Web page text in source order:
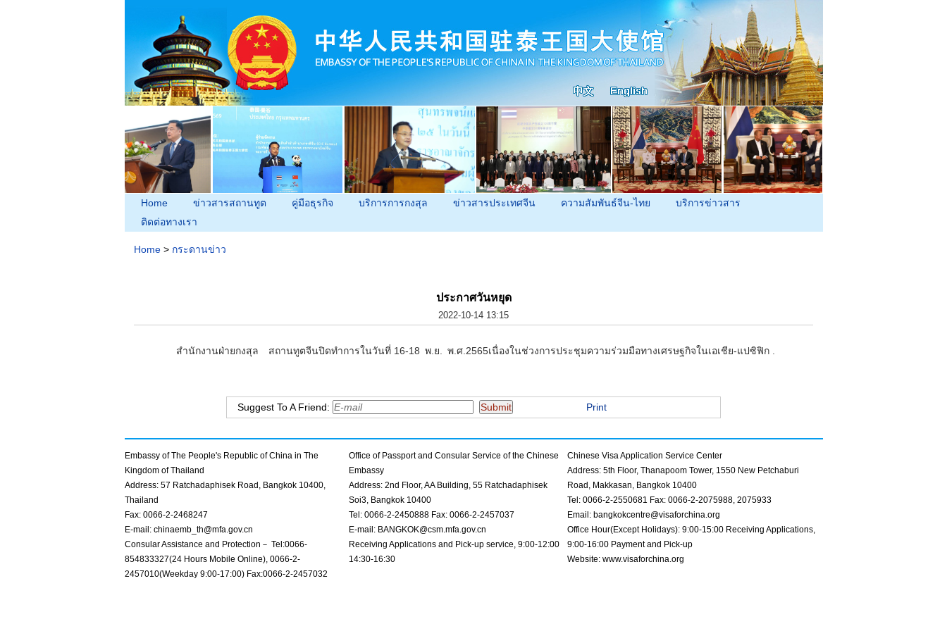
Home ข่าวสารสถานทูต คู่มือธุรกิจ บริการการกงสุล ข่าวสารประเทศจีน ความสัมพันธ์จีน-ไทย
บริการข่าวสาร
ติดต่อทางเรา
Home > กระดานข่าว
ประกาศวันหยุด
2022-10-14 13:15
สำนักงานฝ่ายกงสุล สถานทูตจีนปิดทำการในวันที่ 16-18 พ.ย. พ.ศ.2565เนื่องในช่วงการประชุมความร่วมมือทางเศรษฐกิจในเอเชีย-แปซิฟิก .
Suggest To A Friend: Print
Embassy of The People's Republic of China in The
Kingdom of Thailand
Address: 57 Ratchadaphisek Road, Bangkok 10400,
Thailand
Fax: 0066-2-2468247
E-mail: chinaemb_th@mfa.gov.cn
Consular Assistance and Protection－ Tel:0066-
854833327(24 Hours Mobile Online), 0066-2-
2457010(Weekday 9:00-17:00) Fax:0066-2-2457032
Office of Passport and Consular Service of the Chinese
Embassy
Address: 2nd Floor, AA Building, 55 Ratchadaphisek
Soi3, Bangkok 10400
Tel: 0066-2-2450888 Fax: 0066-2-2457037
E-mail: BANGKOK@csm.mfa.gov.cn
Receiving Applications and Pick-up service, 9:00-12:00
14:30-16:30
Chinese Visa Application Service Center
Address: 5th Floor, Thanapoom Tower, 1550 New Petchaburi
Road, Makkasan, Bangkok 10400
Tel: 0066-2-2550681 Fax: 0066-2-2075988, 2075933
Email: bangkokcentre@visaforchina.org
Office Hour(Except Holidays): 9:00-15:00 Receiving Applications,
9:00-16:00 Payment and Pick-up
Website: www.visaforchina.org